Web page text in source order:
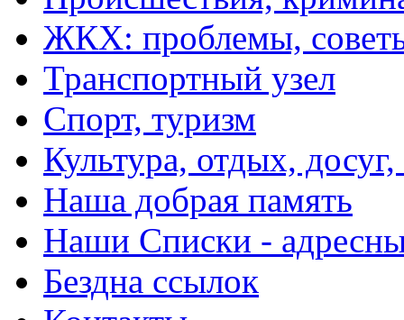
ЖКХ: проблемы,
Транспортный узел
Спорт, туризм
Культура, отдых,
Наша добрая память
Наши Списки -
Бездна ссылок